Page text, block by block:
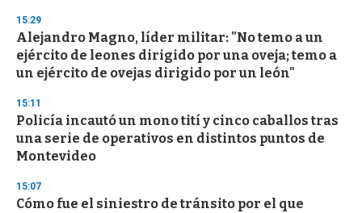
d
s
15:29
Alejandro Magno, líder militar: "No temo a un
ejército de leones dirigido por una oveja; temo a
un ejército de ovejas dirigido por un león"
15:11
Policía incautó un mono tití y cinco caballos tras
una serie de operativos en distintos puntos de
Montevideo
15:07
Cómo fue el siniestro de tránsito por el que